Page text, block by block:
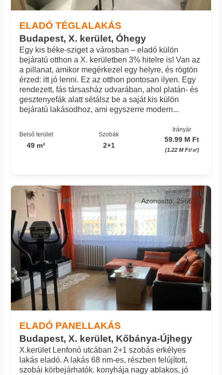
ELADÓ TÉGLALAKÁS
Budapest, X. kerület, Óhegy
Egy kis béke-sziget a városban – eladó külön
bejáratú otthon a X. kerületben 3% hitelre is! Van az
a pillanat, amikor megérkezel egy helyre, és rögtön
érzed: itt jó lenni. Ez az otthon pontosan ilyen. Egy
rendezett, fás társasház udvarában, ahol platán- és
gesztenyefák alatt sétálsz be a saját kis külön
bejáratú lakásodhoz, ami egyszerre modern...
Belső terület
49 m²
Szobák
2+1
Irányár
59.99 M Ft
(1.22 M Ft/㎡)
ELADÓ PANELLAKÁS
Budapest, X. kerület, Kőbánya-Újhegy
Azonosító: 2566_rid
X.kerület Lenfonó utcában 2+1 szobás erkélyes
lakás eladó. A lakás 68 nm-es, részben felújított,
szobái körbejárhatók. konyhája nagy ablakos, jó